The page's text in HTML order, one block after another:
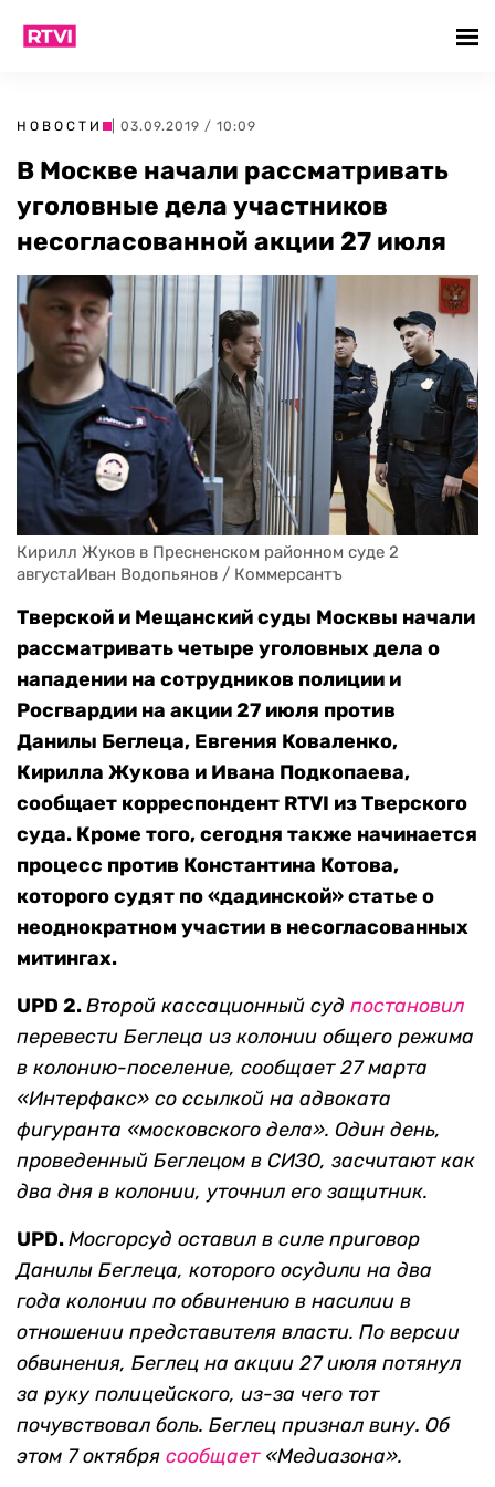
НОВОСТИ | 03.09.2019 / 10:09
В Москве начали рассматривать
уголовные дела участников
несогласованной акции 27 июля
Кирилл Жуков в Пресненском районном суде 2
августаИван Водопьянов / Коммерсантъ
Тверской и Мещанский суды Москвы начали
рассматривать четыре уголовных дела о
нападении на сотрудников полиции и
Росгвардии на акции 27 июля против
Данилы Беглеца, Евгения Коваленко,
Кирилла Жукова и Ивана Подкопаева,
сообщает корреспондент RTVI из Тверского
суда. Кроме того, сегодня также начинается
процесс против Константина Котова,
которого судят по «дадинской» статье о
неоднократном участии в несогласованных
митингах.
UPD 2.Второй кассационный суд постановил
перевести Беглеца из колонии общего режима
в колонию-поселение, сообщает 27 марта
«Интерфакс» со ссылкой на адвоката
фигуранта «московского дела». Один день,
проведенный Беглецом в СИЗО, засчитают как
два дня в колонии, уточнил его защитник.
UPD.Мосгорсуд оставил в силе приговор
Данилы Беглеца, которого осудили на два
года колонии по обвинению в насилии в
отношении представителя власти. По версии
обвинения, Беглец на акции 27 июля потянул
за руку полицейского, из-за чего тот
почувствовал боль. Беглец признал вину. Об
этом 7 октября сообщает«Медиазона».